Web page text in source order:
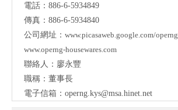
電話：886-6-5934849
傳真：886-6-5934840
公司網址： www.picasaweb.google.com/operng
www.operng-housewares.com
聯絡人：廖永豐
職稱：董事長
電子信箱： operng.kys@msa.hinet.net